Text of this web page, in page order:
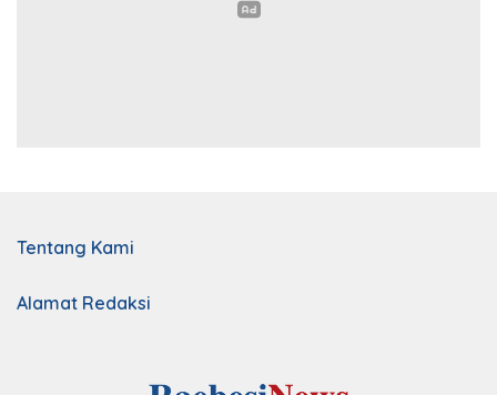
Tentang Kami
Alamat Redaksi